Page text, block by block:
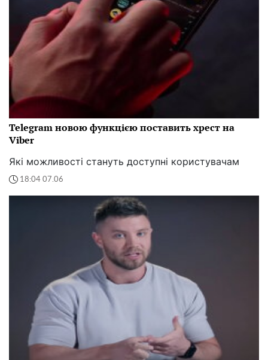
Telegram новою функцією поставить хрест на
Viber
Які можливості стануть доступні користувачам
18:04 07.06